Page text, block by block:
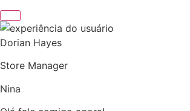
Dorian Hayes
Store Manager
Nina